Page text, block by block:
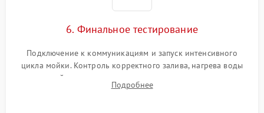
6. Финальное тестирование
Подключение к коммуникациям и запуск интенсивного
цикла мойки. Контроль корректного залива, нагрева воды
до нужной температуры, отсутствия посторонних шумов,
штатного слива и абсолютной сухости в поддоне.
Подробнее